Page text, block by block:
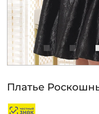
ЧАСТО
ОПТОВЫМ
РОЗНИЧНЫМ
Платье